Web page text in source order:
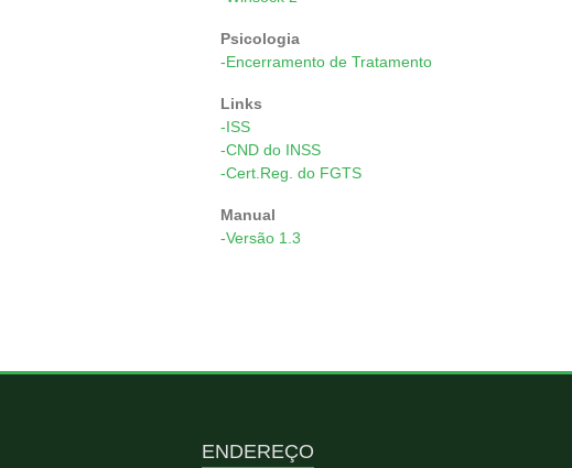
Psicologia
-Encerramento de Tratamento
Links
-ISS
-CND do INSS
-Cert.Reg. do FGTS
Manual
-Versão 1.3
ENDEREÇO